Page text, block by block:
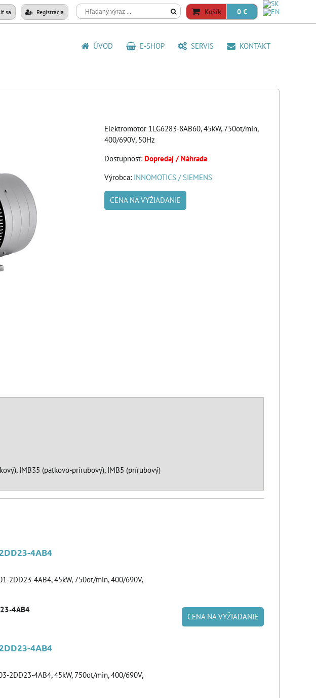
sa Registrácia Košík 0 €
ÚVOD E-SHOP SERVIS KONTAKT
Elektromotor 1LG6283-8AB60, 45kW, 750ot/min,
400/690V, 50Hz
Dostupnosť: Dopredaj / Náhrada
Výrobca: INNOMOTICS / SIEMENS
CENA NA VYŽIADANIE
IMB35 (pätkovo-prírubový), IMB5 (prírubový)
4AB4
2DD23-4AB4, 45kW, 750ot/min, 400/690V,
4AB4
CENA NA VYŽIADANIE
4AB4
2DD23-4AB4, 45kW, 750ot/min, 400/690V,